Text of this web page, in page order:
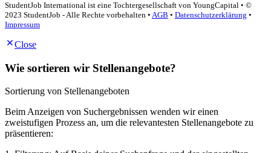
StudentJob International ist eine Tochtergesellschaft von YoungCapital • ©
2023 StudentJob - Alle Rechte vorbehalten • AGB • Datenschutzerklärung •
Impressum
Close
Wie sortieren wir Stellenangebote?
Sortierung von Stellenangeboten
Beim Anzeigen von Suchergebnissen wenden wir einen
zweistufigen Prozess an, um die relevantesten Stellenangebote zu
präsentieren: